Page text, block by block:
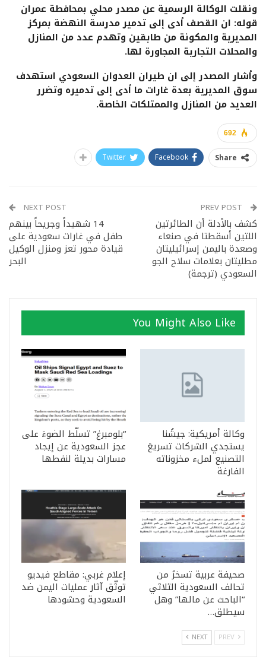
ونقلت الوكالة الرسمية عن مصدر محلي بمحافطة عمران
قوله: ان القصف أدى إلى تدمير مدرسة النهضة بمركز
المديرية والمكونة من طابقين وتهدم عدد من المنازل
والمحلات التجارية المجاورة لها.
وأشار المصدر إلى ان طيران العدوان السعودي استهدف
سوق المديرية بعدة غارات ما أدى إلى تدميره وتضرر
العديد من المنازل والممتلكات الخاصة.
692
Share
Facebook
Twitter
كشف بالأدلة أن الطائرتين
اللتين أسقطتا في صنعاء
وصعدة باليمن إسرائيليتان
مطليتان بعلامات سلاح الجو
السعودي (ترجمة)
NEXT POST
14 شهيداً وجريحاً بينهم
طفل في غارات سعودية على
قيادة محور تعز ومنزل الوكيل
البحر
You Might Also Like
وكالة أمريكية: جيشُنا
يستجدي الشركات تسريعَ
التصنيع لملء مخزوناته
الفارغة
“بلومبرغ” تسلّط الضوءَ على
عجز السعودية عن إيجاد
مسارات بديلة لنفطها
صحيفة عربية تسخرُ من
تحالف السعودية الثلاثي
“الباحث عن مالها” وهل
سيطلق…
إعلام غربي: مقاطع فيديو
توثّق آثار عمليات اليمن ضد
السعودية وحشودها
NEXT